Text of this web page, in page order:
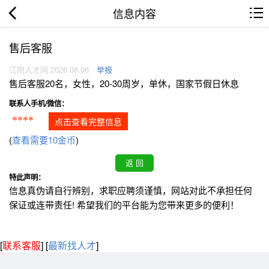
信息内容
售后客服
江阴人才网 2026.08.06 举报
售后客服20名，女性，20-30周岁，单休，国家节假日休息
联系人手机/微信：
**** 点击查看完整信息
(查看需要10金币)
特此声明：
信息真伪请自行辨别，求职应聘须谨慎，网站对此不承担任何
保证或连带责任! 希望我们的平台能为您带来更多的便利！
[联系客服] [最新找人才]